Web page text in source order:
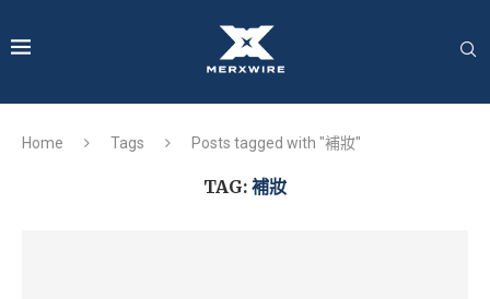
Home Tags Posts tagged with "補妝"
TAG: 補妝